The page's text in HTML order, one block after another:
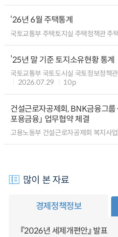
‘26년 6월 주택통계
국토교통부 주택토지실 주택정책관 주
’25년 말 기준 토지소유현황 통계
국토교통부 국토도시실 국토정보정책
2026.07.29
10p
건설근로자공제회, BNK금융그룹
포용금융」 업무협약 체결
고용노동부 건설근로자공제회 복지사
많이 본 자료
경제정책정보
『2026년 세제개편안』 발표